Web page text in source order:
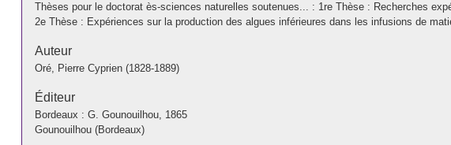
Thèses pour le doctorat ès-sciences naturelles soutenues... : 1re Thèse : Recherches
2e Thèse : Expériences sur la production des algues inférieures dans les infusions de
Auteur
Oré, Pierre Cyprien (1828-1889)
Éditeur
Bordeaux : G. Gounouilhou, 1865
Gounouilhou (Bordeaux)